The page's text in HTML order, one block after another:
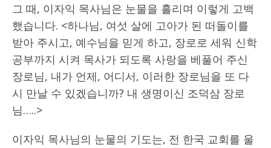
그 때, 이자익 목사님은 눈물을 흘리며 이렇게 고백
했습니다. <하나님, 여섯 살에 고아가 된 떠돌이를
받아 주시고, 예수님을 믿게 하고, 장로로 세워 신학
공부까지 시켜 목사가 되도록 사랑을 베풀어 주신
장로님, 내가 언제, 어디서, 이러한 장로님을 또 다
시 만날 수 있겠습니까? 내 생명이신 조덕삼 장로
님…..>
이자익 목사님의 눈물의 기도는, 전 한국 교회를 울